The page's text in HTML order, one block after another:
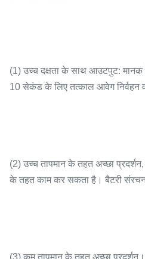
(1) उच्च दक्षता के साथ आउटपुट: मानक
10 सेकंड के लिए तत्काल आवेग निर्वहन
(2) उच्च तापमान के तहत अच्छा
के तहत काम कर सकता है। बैटरी